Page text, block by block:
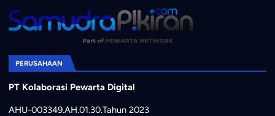
PERUSAHAAN
PT Kolaborasi Pewarta Digital
AHU-003349.AH.01.30.Tahun 2023